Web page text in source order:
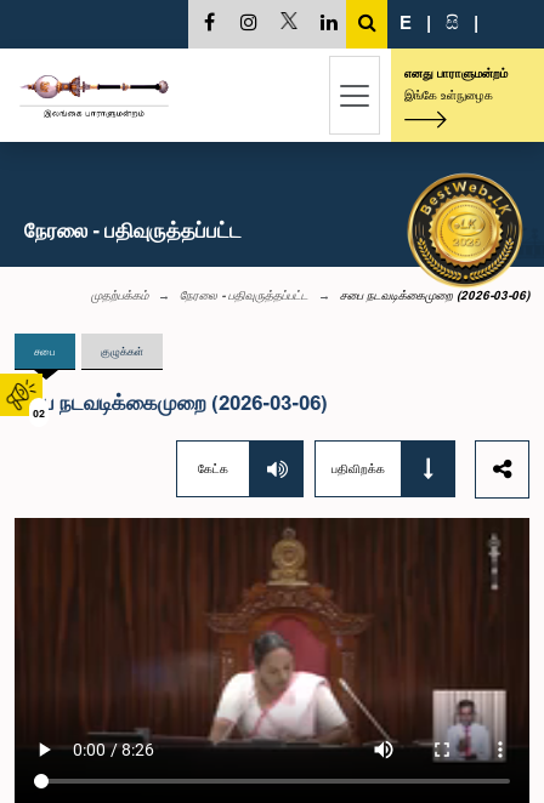
02
E | සි |
எனது பாராளுமன்றம்
இங்கே உள்நுழைக
நேரலை - பதிவுருத்தப்பட்ட
முதற்பக்கம் நேரலை - பதிவுருத்தப்பட்ட சபை நடவடிக்கைமுறை (2026-03-06)
சபை குழுக்கள்
சபை நடவடிக்கைமுறை (2026-03-06)
கேட்க பதிவிறக்க